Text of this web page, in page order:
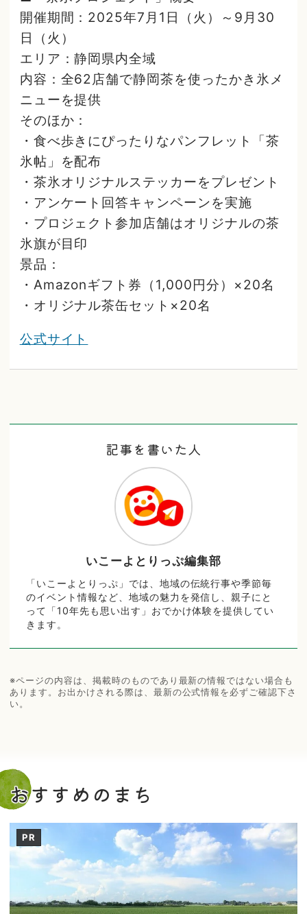
開催期間：2025年7月1日（火）～9月30
日（火）
エリア：静岡県内全域
内容：全62店舗で静岡茶を使ったかき氷メ
ニューを提供
そのほか：
・食べ歩きにぴったりなパンフレット「茶
氷帖」を配布
・茶氷オリジナルステッカーをプレゼント
・アンケート回答キャンペーンを実施
・プロジェクト参加店舗はオリジナルの茶
氷旗が目印
景品：
・Amazonギフト券（1,000円分）×20名
・オリジナル茶缶セット×20名
公式サイト
記事を書いた人
いこーよとりっぷ編集部
「いこーよとりっぷ」では、地域の伝統行事や季節毎
のイベント情報など、地域の魅力を発信し、親子にと
って「10年先も思い出す」おでかけ体験を提供してい
きます。
※ページの内容は、掲載時のものであり最新の情報ではない場合も
あります。お出かけされる際は、最新の公式情報を必ずご確認下さ
い。
おすすめのまち
PR